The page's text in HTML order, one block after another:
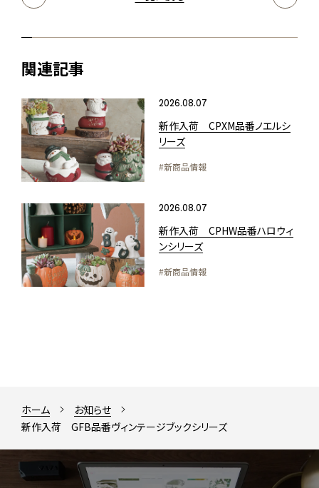
関連記事
2026.08.07
新作入荷 CPXM品番ノエルシ
リーズ
#新商品情報
2026.08.07
新作入荷 CPHW品番ハロウィ
ンシリーズ
#新商品情報
ホーム
お知らせ
新作入荷 GFB品番ヴィンテージブックシリーズ